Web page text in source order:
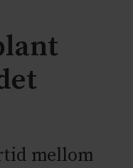
mellom